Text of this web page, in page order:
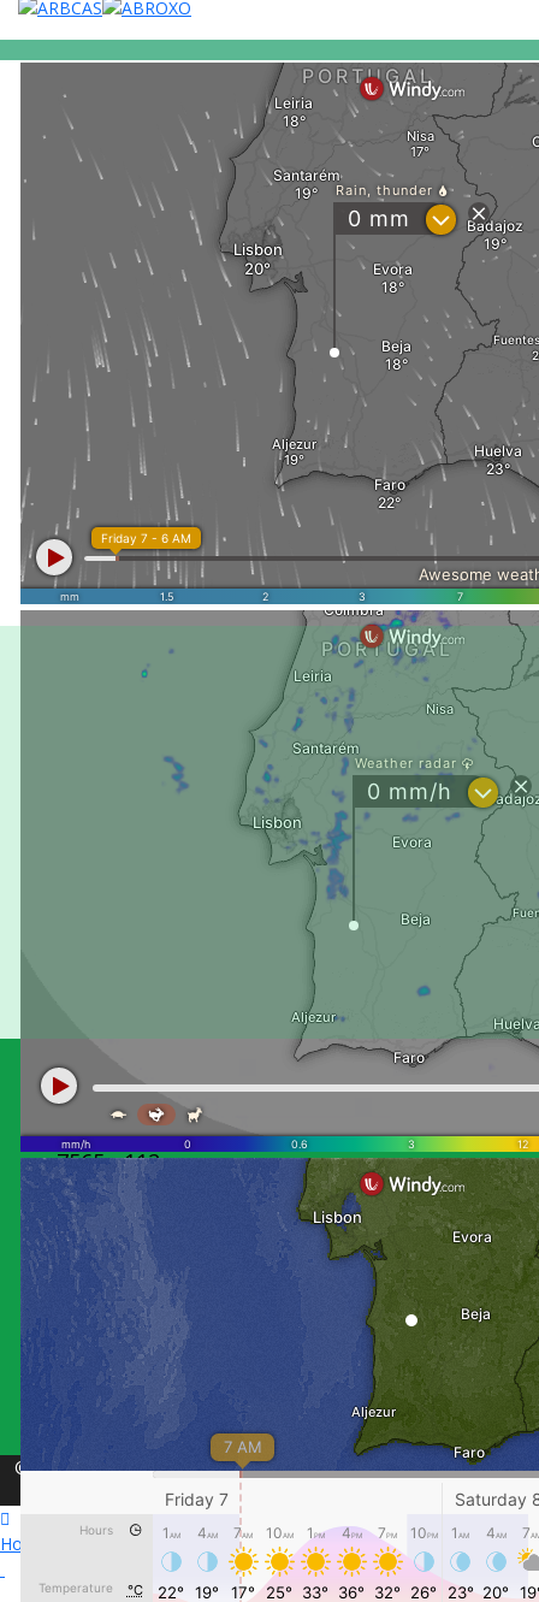
Lugar do
Pombal,
Alvalade
7565 - 112
ALVALADE
alensado@gmail.com
+ 351 269
595 570
© Copyright 2026 . All Rights Reserved ALENSADO CRL
JoomShaper
Home Organização Serviços Culturas Ambiente O Tempo